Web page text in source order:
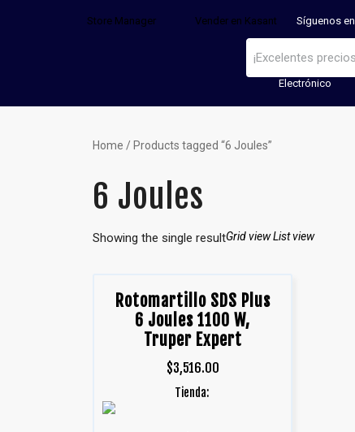
Store Manager Vender en Kasant Síguenos en
Electrónico
Home / Products tagged “6 Joules”
6 Joules
Showing the single resultGrid viewList view
Rotomartillo SDS Plus
6 Joules 1100 W,
Truper Expert
$3,516.00
Tienda: